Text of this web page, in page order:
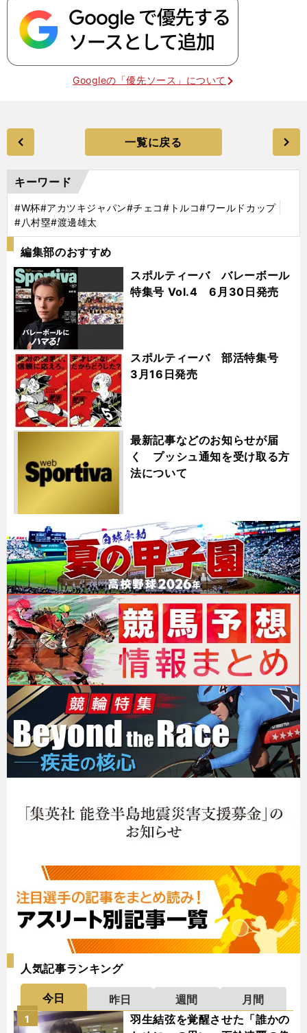
Googleの「優先ソース」について
一覧に戻る
キーワード
#W杯#アカツキジャパン#チェコ#トルコ#ワールドカップ
#八村塁#渡邊雄太
編集部のおすすめ
スポルティーバ バレーボール
特集号 Vol.4 6月30日発売
スポルティーバ 部活特集号
3月16日発売
最新記事などのお知らせが届
く プッシュ通知を受け取る方
法について
人気記事ランキング
今日 昨日 週間
月間
羽生結弦を覚醒させた「誰かの
1